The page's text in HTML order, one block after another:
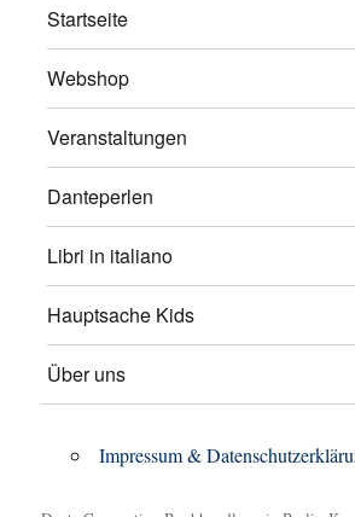
Startseite
Webshop
Veranstaltungen
Danteperlen
Libri in italiano
Hauptsache Kids
Über uns
Impressum &